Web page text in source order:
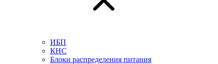
ИБП
КНС
Блоки распределения питания